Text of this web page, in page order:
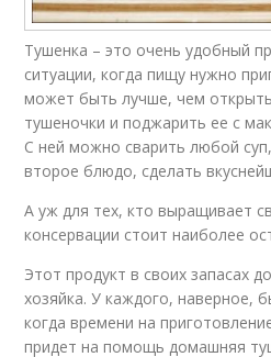
Тушенка – это очень удобный
ситуации, когда пищу нужно
может быть лучше, чем
тушеночки и поджарить ее с
С ней можно сварить любой
второе блюдо, сделать
А уж для тех, кто выращивает
консервации стоит наиболее
Этот продукт в своих запасах
хозяйка. У каждого, наверное,
когда времени на
придет на помощь домашняя